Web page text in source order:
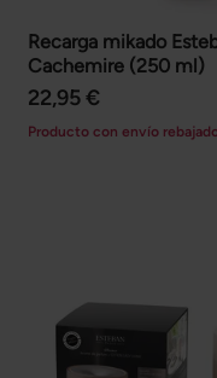
Recarga mikado
Cachemire (250 ml)
22,95 €
Producto con envío